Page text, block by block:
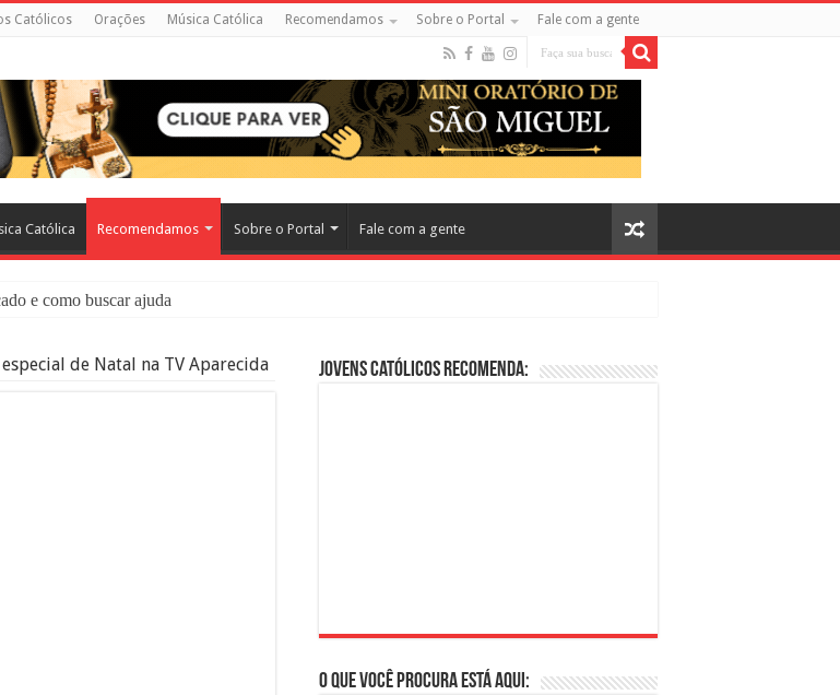
Católicos Orações Música Católica Recomendamos Sobre o Portal Fale com a gente
Católica Recomendamos Sobre o Portal Fale com a gente
e como buscar ajuda
Fim: O Documentário Que Vai Tocar os Católicos no Cinema
de Natal na TV Aparecida Jovens Católicos Recomenda:
O que você procura está aqui: